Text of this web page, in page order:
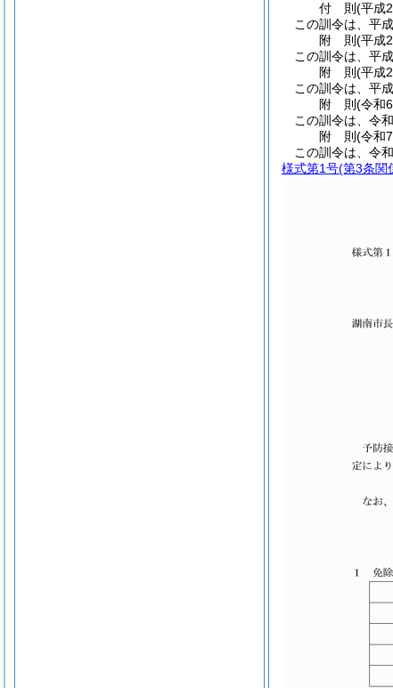
付 則(平成
この訓令は、平
附 則(平成
この訓令は、平
附 則(平成
この訓令は、平
附 則(令和
この訓令は、令
附 則(令和
この訓令は、令
様式第1号(第3条関